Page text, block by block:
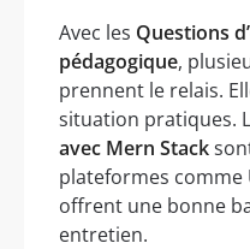
Avec les Questions
pédagogique,
prennent le relais.
situation pratiques.
avec Mern Stack
plateformes comme
offrent une bonne
entretien.